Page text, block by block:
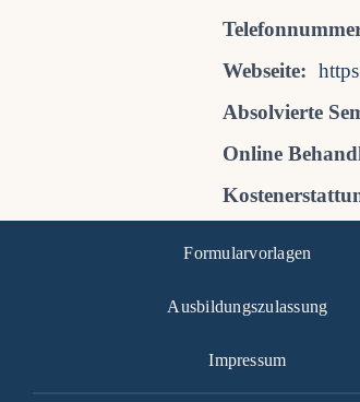
Webseite:
Absolvierte
Online
Formularvorlagen
Ausbildungszulassung
Impressum